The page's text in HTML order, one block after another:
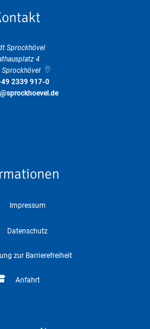
Sprockhövel
4
Sprockhövel
2339 917-0
Impressum
Datenschutz
zur Barrierefreiheit
Anfahrt